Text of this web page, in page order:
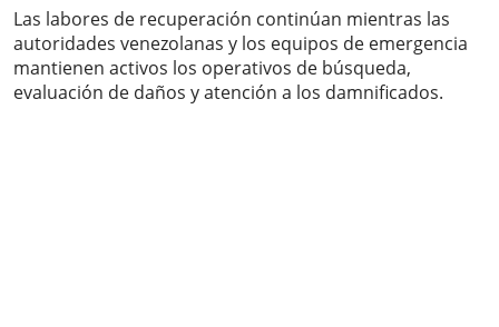
Las labores de recuperación continúan mientras las
autoridades venezolanas y los equipos de emergencia
mantienen activos los operativos de búsqueda,
evaluación de daños y atención a los damnificados.